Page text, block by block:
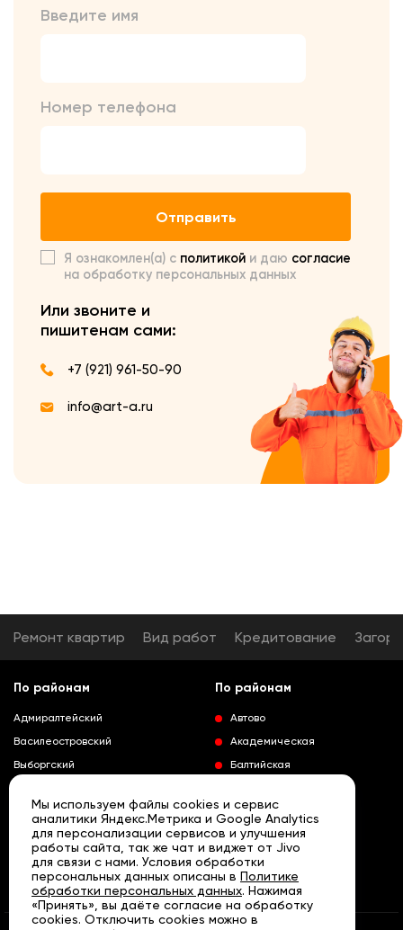
Введите имя
Номер телефона
Отправить
Я ознакомлен(а) с политикой и даю согласие
на обработку персональных данных
Или звоните и
пишитенам сами:
+7 (921) 961-50-90
info@art-a.ru
Ремонт квартир Вид работ Кредитование
По районам
Адмиралтейский
Василеостровский
Выборгский
Колпинский
Красногвардейский
Краносельский
Кронштадтский
Курортный
Развернуть
По районам
Автово
Академическая
Балтийская
Выборгская
Гражданский проспект
Девяткино
Кировский завод
Ленинский проспект
Мы используем файлы cookies и сервис
аналитики Яндекс.Метрика и Google Analytics
для персонализации сервисов и улучшения
работы сайта, так же чат и виджет от Jivo
для связи с нами. Условия обработки
персональных данных описаны в Политике
обработки персональных данных. Нажимая
«Принять», вы даёте согласие на обработку
cookies. Отключить cookies можно в